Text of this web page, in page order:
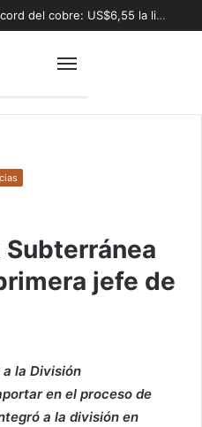
¡Cochilco informa nuevo récord del cobre: US$6,55 la libra!
jefe de
la División
en el proceso de
a la división en